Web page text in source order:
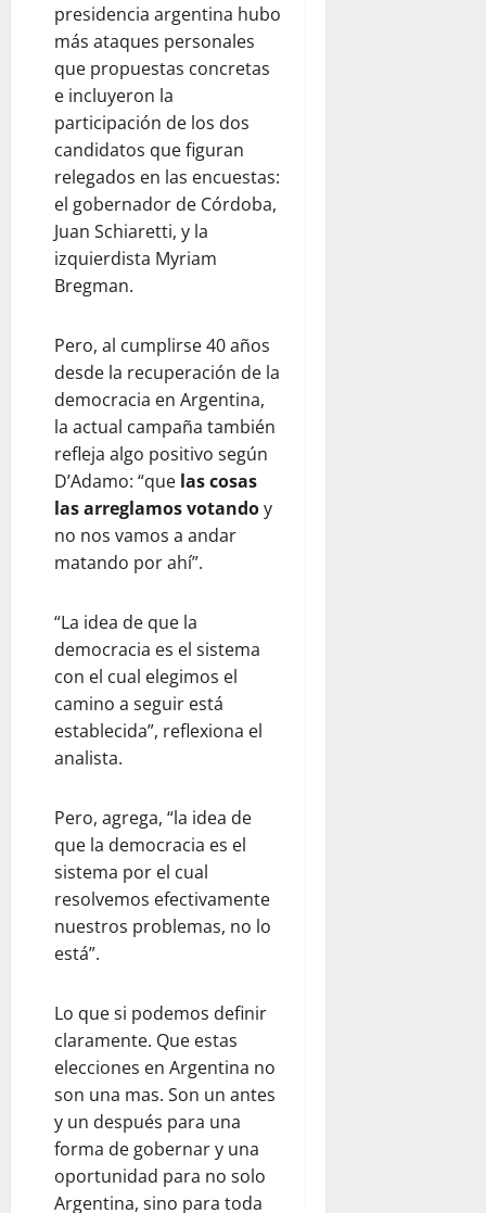
presidencia argentina hubo
más ataques personales
que propuestas concretas
e incluyeron la
participación de los dos
candidatos que figuran
relegados en las encuestas:
el gobernador de Córdoba,
Juan Schiaretti, y la
izquierdista Myriam
Bregman.
Pero, al cumplirse 40 años
desde la recuperación de la
democracia en Argentina,
la actual campaña también
refleja algo positivo según
D’Adamo: “que las cosas
las arreglamos votandoy
no nos vamos a andar
matando por ahí”.
“La idea de que la
democracia es el sistema
con el cual elegimos el
camino a seguir está
establecida”, reflexiona el
analista.
Pero, agrega, “la idea de
que la democracia es el
sistema por el cual
resolvemos efectivamente
nuestros problemas, no lo
está”.
Lo que si podemos definir
claramente. Que estas
elecciones en Argentina no
son una mas. Son un antes
y un después para una
forma de gobernar y una
oportunidad para no solo
Argentina, sino para toda